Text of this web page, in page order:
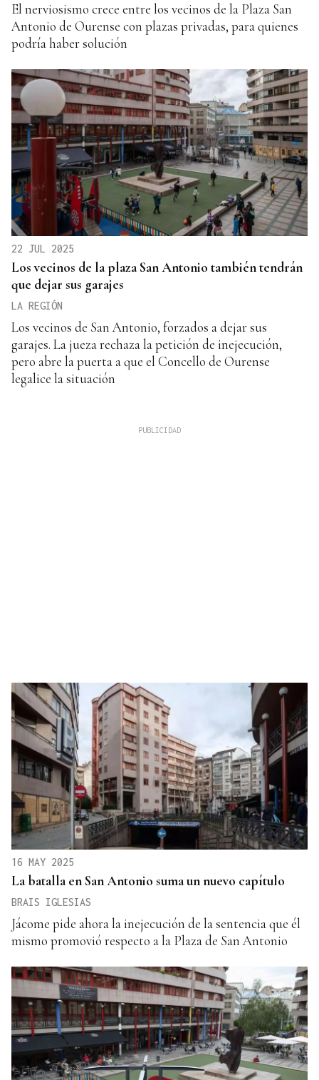
El nerviosismo crece entre los vecinos de la Plaza San
Antonio de Ourense con plazas privadas, para quienes
podría haber solución
22 JUL 2025
Los vecinos de la plaza San Antonio también tendrán
que dejar sus garajes
LA REGIÓN
Los vecinos de San Antonio, forzados a dejar sus
garajes. La jueza rechaza la petición de inejecución,
pero abre la puerta a que el Concello de Ourense
legalice la situación
16 MAY 2025
La batalla en San Antonio suma un nuevo capítulo
BRAIS IGLESIAS
Jácome pide ahora la inejecución de la sentencia que él
mismo promovió respecto a la Plaza de San Antonio